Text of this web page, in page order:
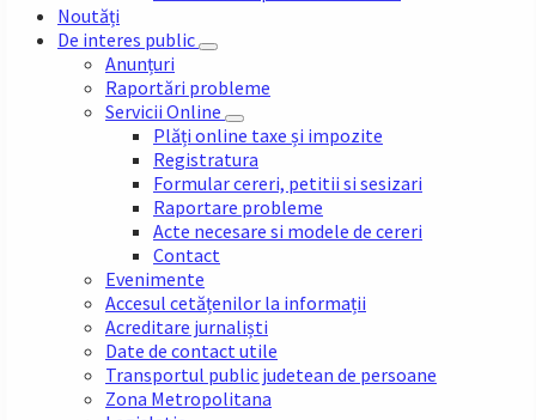
Noutăți
De interes public
Anunțuri
Raportări probleme
Servicii Online
Plăți online taxe și impozite
Registratura
Formular cereri, petitii si sesizari
Raportare probleme
Acte necesare si modele de cereri
Contact
Evenimente
Accesul cetățenilor la informații
Acreditare jurnaliști
Date de contact utile
Transportul public judetean de persoane
Zona Metropolitana